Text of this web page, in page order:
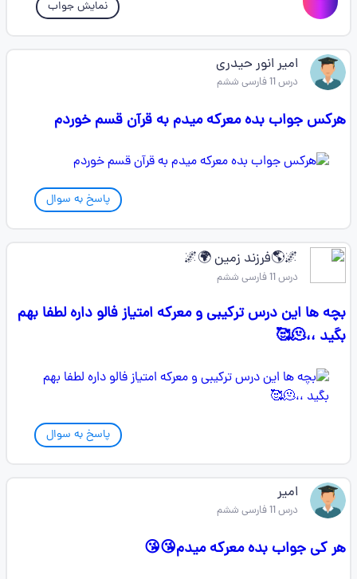
نمایش جواب
امیر انور حیدری
درس 11 فارسی ششم
هرکس جواب بده معرکه میدم به قرآن قسم خوردم
پاسخ به سوال
🌌🌎فرزند زمین 🌍🌌
درس 11 فارسی ششم
بچه ها این درس ترکیبی و معرکه امتیاز فالو داره لطفا بهم
بگید ،،🫠🥰
پاسخ به سوال
امیر
درس 11 فارسی ششم
هر کی جواب بده معرکه میدم😘😘